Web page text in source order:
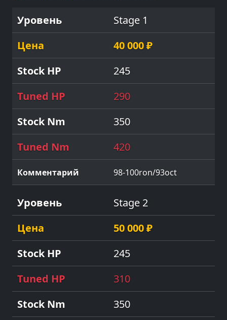
Stage 1
40 000 ₽
245
290
350
420
98-100ron/93oct
Stage 2
50 000 ₽
245
310
350